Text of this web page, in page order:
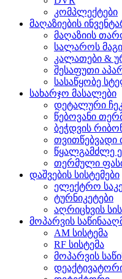
კომპლექტები
მაღაზიების
მაღაზიის
სალაროს
კალათები &
შესაფუთი
სასაწყობე
სახარჯო მასალები
დეტალური
წებოვანი
ბეჭდვის
წყალგამძლე
თერმული
დაშვების სისტემები
ელექტრო
ტურნიკეტები
აღრიცხვის
მოპარვის
AM სისტემა
RF სისტემა
მოპარვის